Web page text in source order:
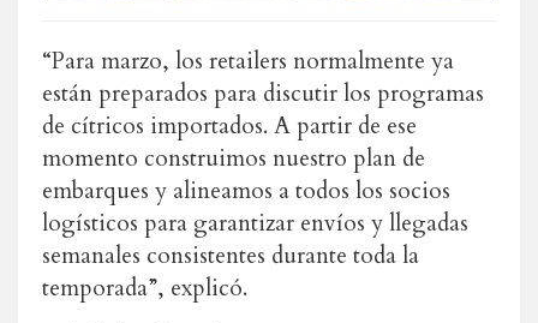
“Para marzo, los retailers normalmente ya
están preparados para discutir los programas
de cítricos importados. A partir de ese
momento construimos nuestro plan de
embarques y alineamos a todos los socios
logísticos para garantizar envíos y llegadas
semanales consistentes durante toda la
temporada”, explicó.